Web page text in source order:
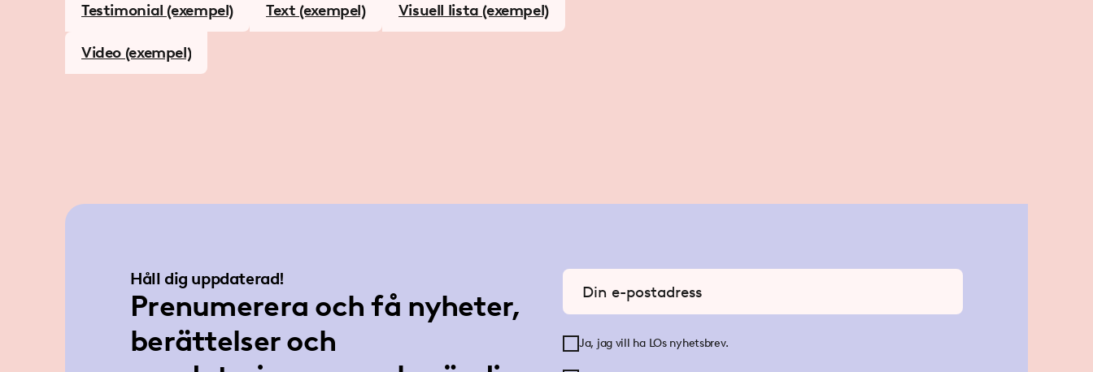
Testimonial (exempel) Text (exempel) Visuell lista (exempel)
Video (exempel)
Håll dig uppdaterad!
Prenumerera och få nyheter,
berättelser och
Ange din e-postadress
Ja, jag vill ha LOs nyhetsbrev.